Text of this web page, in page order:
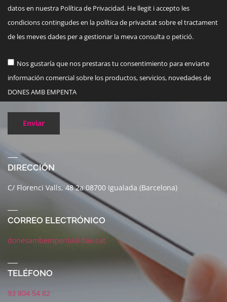
datos en nuestra Política de Privacidad. He llegit i accepto les
condicions contingudes en la política de privacitat sobre el tractament
de les meves dades per a gestionar la meva consulta o petició.
Nos gustaría que nos prestaras tu consentimiento para enviarte
información comercial sobre los productos, servicios, novedades de
DONES AMB EMPENTA
Enviar
DIRECCIÓN
C/ Florenci Valls, 48 2a 08700 Igualada (Barcelona)
CORREO ELECTRÓNICO
donesambempenta@dae.cat
TELÉFONO
93 804 54 82